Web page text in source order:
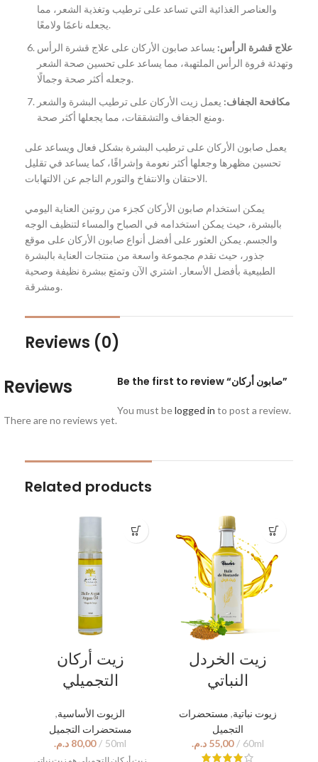
والعناصر الغذائية التي تساعد على ترطيب وتغذية الشعر، مما
يجعله ناعمًا ولامعًا.
علاج قشرة الرأس: يساعد صابون الأركان على علاج قشرة الرأس
وتهدئة فروة الرأس الملتهبة، مما يساعد على تحسين صحة الشعر
وجعله أكثر صحة وجمالًا.
مكافحة الجفاف: يعمل زيت الأركان على ترطيب البشرة والشعر
ومنع الجفاف والتشققات، مما يجعلها أكثر صحة.
يعمل صابون الأركان على ترطيب البشرة بشكل فعال ويساعد على
تحسين مظهرها وجعلها أكثر نعومة وإشراقًا، كما يساعد في تقليل
الاحتقان والانتفاخ والتورم الناجم عن الالتهابات.
يمكن استخدام صابون الأركان كجزء من روتين العناية اليومي
بالبشرة، حيث يمكن استخدامه في الصباح والمساء لتنظيف الوجه
والجسم. يمكن العثور على أفضل أنواع صابون الأركان على موقع
جذور، حيث نقدم مجموعة واسعة من منتجات العناية بالبشرة
الطبيعية بأفضل الأسعار. اشتري الآن وتمتع ببشرة نظيفة وصحية
ومشرقة.
Reviews (0)
Reviews
There are no reviews yet.
Be the first to review “صابون أركان”
You must belogged in to post a review.
Related products
زيت أركان
التجميلي
الزيوت الأساسية,
مستحضرات التجميل
د.م.
زيت الخردل
النباتي
زيوت نباتية, مستحضرات
التجميل
د.م.